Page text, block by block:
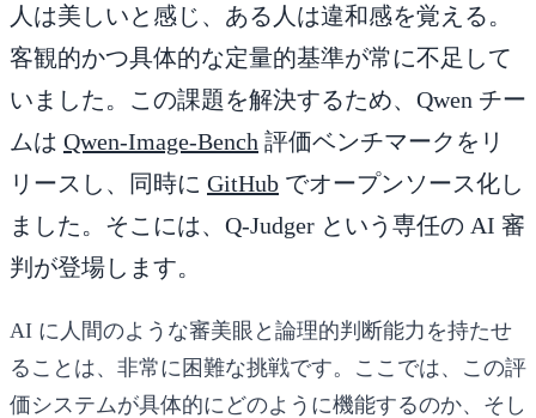
人は美しいと感じ、ある人は違和感を覚える。
客観的かつ具体的な定量的基準が常に不足して
いました。この課題を解決するため、Qwen チー
ムは Qwen-Image-Bench 評価ベンチマークをリ
リースし、同時に GitHub でオープンソース化し
ました。そこには、Q-Judger という専任の AI 審
判が登場します。
AI に人間のような審美眼と論理的判断能力を持たせ
ることは、非常に困難な挑戦です。ここでは、この評
価システムが具体的にどのように機能するのか、そし